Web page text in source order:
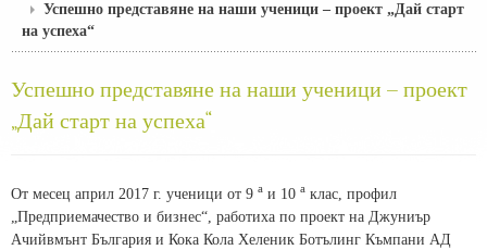
Успешно представяне на наши ученици – проект „Дай старт
на успеха“
Успешно представяне на наши ученици – проект
„Дай старт на успеха“
От месец април 2017 г. ученици от 9 а и 10 а клас, профил
„Предприемачество и бизнес“, работиха по проект на Джуниър
Ачийвмънт България и Кока Кола Хеленик Ботълинг Къмпани АД